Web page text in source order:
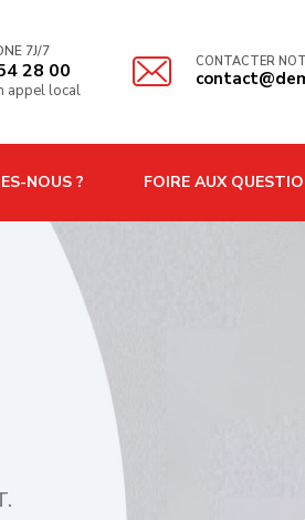
7J/7
28 00
appel local
CONTACTER
NOUS ? FOIRE AUX